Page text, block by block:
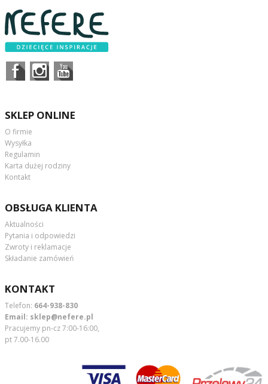
SKLEP ONLINE
O firmie
Wysyłka
Regulamin
Karta dużej rodziny
Kontakt
OBSŁUGA KLIENTA
Aktualności
Pytania i odpowiedzi
Zwroty i reklamacje
Składanie zamówień
KONTAKT
Telefon: 664-938-830
Email: sklep@nefere.pl
Pracujemy pn-cz 7:00-16:00,
pt 7.00-16.00